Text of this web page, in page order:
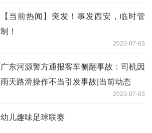
【当前热闻】突发！事发西安，临时管
制！
2023-07-03
广东河源警方通报客车侧翻事故：司机因
雨天路滑操作不当引发事故|当前动态
2023-07-03
幼儿趣味足球联赛